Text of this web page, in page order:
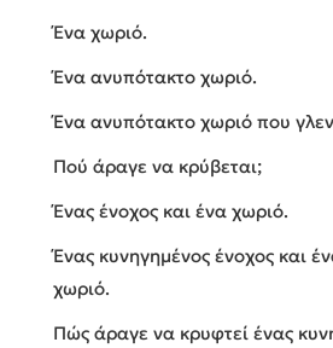
Ένα χωριό.
Ένα ανυπότακτο χωριό.
Ένα ανυπότακτο χωριό που
Πού άραγε να κρύβεται;
Ένας ένοχος και ένα χωριό.
Ένας κυνηγημένος ένοχος και
χωριό.
Πώς άραγε να κρυφτεί ένας